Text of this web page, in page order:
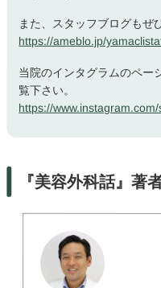
また、スタッフブログもぜ
https://ameblo.jp/
当院のインタグラムのペー
覧下さい。
https://
『美容外科話』著